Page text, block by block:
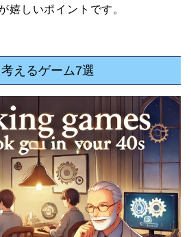
嬉しいポイントです。
えるゲーム7選